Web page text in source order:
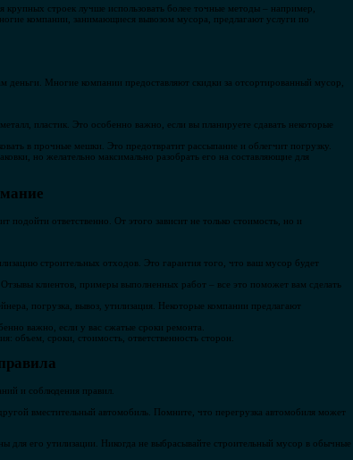
строек лучше использовать более точные методы – например,
компании, занимающиеся вывозом мусора, предлагают услуги по
деньги. Многие компании предоставляют скидки за отсортированный мусор,
пластик. Это особенно важно, если вы планируете сдавать некоторые
в прочные мешки. Это предотвратит рассыпание и облегчит погрузку.
но желательно максимально разобрать его на составляющие для
ответственно. От этого зависит не только стоимость, но и
строительных отходов. Это гарантия того, что ваш мусор будет
клиентов, примеры выполненных работ – все это поможет вам сделать
погрузка, вывоз, утилизация. Некоторые компании предлагают
важно, если у вас сжатые сроки ремонта.
объем, сроки, стоимость, ответственность сторон.
и соблюдения правил.
вместительный автомобиль. Помните, что перегрузка автомобиля может
для его утилизации. Никогда не выбрасывайте строительный мусор в обычные